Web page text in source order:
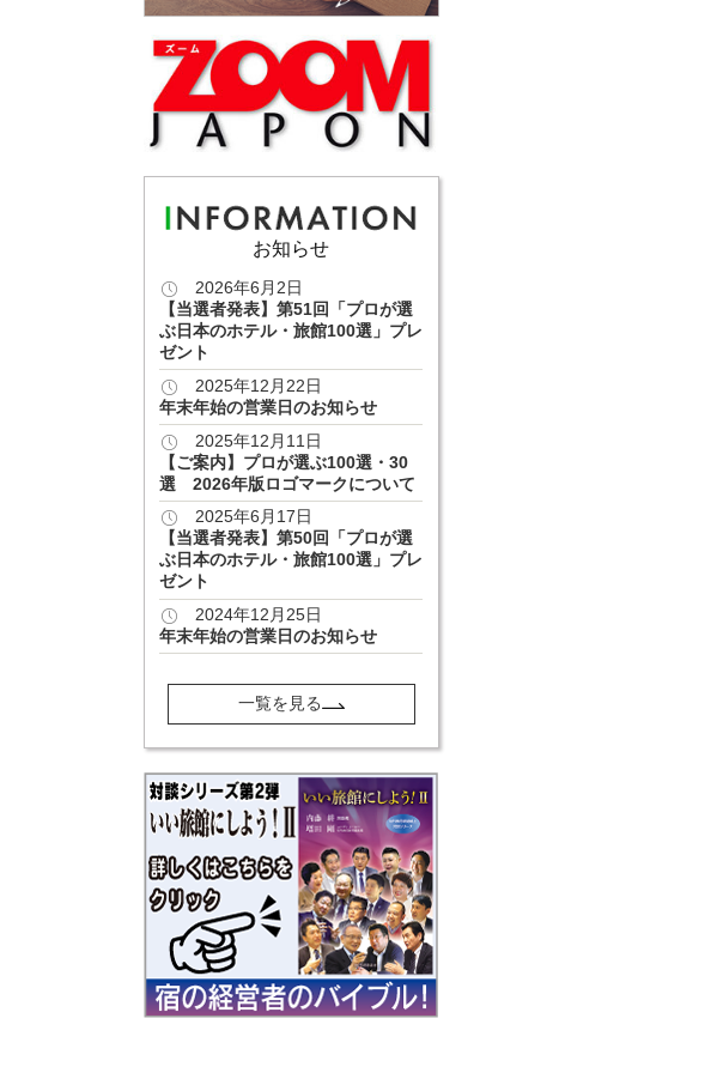
お知らせ
2026年6月2日
【当選者発表】第51回「プロが選
ぶ日本のホテル・旅館100選」プレ
ゼント
2025年12月22日
年末年始の営業日のお知らせ
2025年12月11日
【ご案内】プロが選ぶ100選・30
選 2026年版ロゴマークについて
2025年6月17日
【当選者発表】第50回「プロが選
ぶ日本のホテル・旅館100選」プレ
ゼント
2024年12月25日
年末年始の営業日のお知らせ
一覧を見る